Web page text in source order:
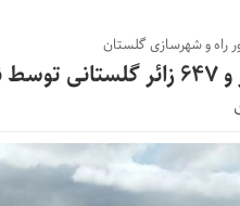
راه و شهرسازی گلستان